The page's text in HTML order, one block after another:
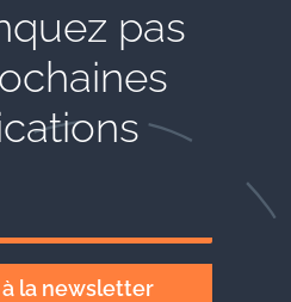
pas
la newsletter